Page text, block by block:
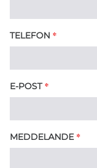
TELEFON *
E-POST *
MEDDELANDE *